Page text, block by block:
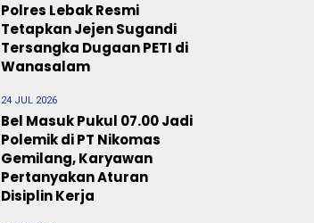
Polres Lebak Resmi
Tetapkan Jejen Sugandi
Tersangka Dugaan PETI di
Wanasalam
24 JUL 2026
Bel Masuk Pukul 07.00 Jadi
Polemik di PT Nikomas
Gemilang, Karyawan
Pertanyakan Aturan
Disiplin Kerja